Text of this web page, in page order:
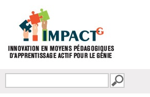
FORMULAIRE DE